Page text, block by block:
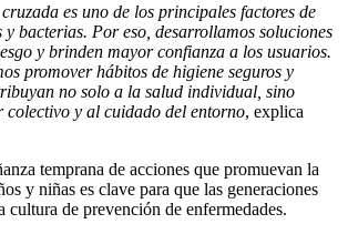
es uno de los principales factores de
bacterias. Por eso, desarrollamos soluciones
y brinden mayor confianza a los usuarios.
promover hábitos de higiene seguros y
no solo a la salud individual, sino
colectivo y al cuidado del entorno, explica
temprana de acciones que promuevan la
y niñas es clave para que las generaciones
cultura de prevención de enfermedades.